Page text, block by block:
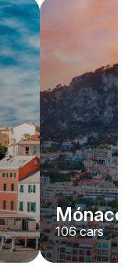
De 2200
Mónaco
106cars